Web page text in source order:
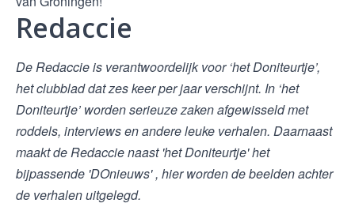
Redaccie
De Redaccie is verantwoordelijk voor ‘het Doniteurtje’,
het clubblad dat zes keer per jaar verschijnt. In ‘het
Doniteurtje’ worden serieuze zaken afgewisseld met
roddels, interviews en andere leuke verhalen. ​Daarnaast
maakt de Redaccie naast 'het Doniteurtje' het
bijpassende 'DOnieuws' , hier worden de beelden achter
de verhalen uitgelegd.